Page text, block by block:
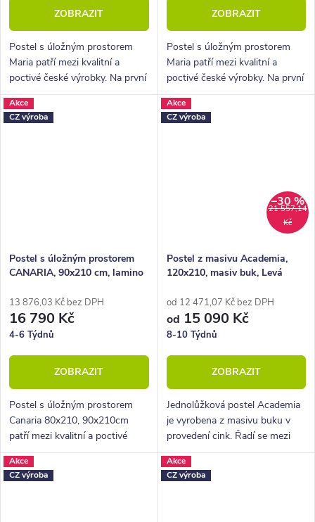
ZOBRAZIT
Postel s úložným prostorem
Maria patří mezi kvalitní a
poctivé české výrobky. Na první
pohled zaujme lehkým a
elegantním designem. V ceně
postele je kvalitní vyklápěcí rošt.
ZOBRAZIT
Postel s úložným prostorem
Maria patří mezi kvalitní a
poctivé české výrobky. Na první
pohled zaujme lehkým a
elegantním designem. V ceně
postele je kvalitní vyklápěcí rošt.
Akce
CZ výroba
Postel s úložným prostorem
CANARIA, 90x210 cm, lamino
13 876,03 Kč bez DPH
16 790 Kč
4-6 Týdnů
ZOBRAZIT
Postel s úložným prostorem
Canaria 80x210, 90x210cm
patří mezi kvalitní a poctivé
české výrobky. Vyznačuje se
lehkým elegantním designem a
zešikmeným provedením
Akce
CZ výroba
21 557,14
Kč
–30 %
Postel z masivu Academia,
120x210, masiv buk, Levá
od 12 471,07 Kč bez DPH
od 15 090 Kč
8-10 Týdnů
ZOBRAZIT
Jednolůžková postel Academia
je vyrobena z masivu buku v
provedení cink. Řadí se mezi
kvalitní české výrobky
nábytkové řady HappyBed. U
postele Academia oceníte
Akce
CZ výroba
Akce
CZ výroba